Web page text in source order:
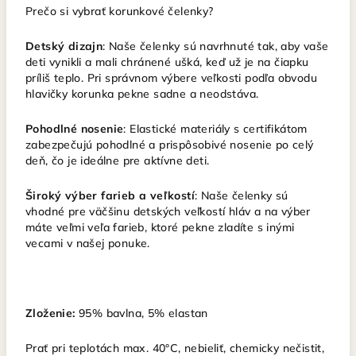
Prečo si vybrať korunkové čelenky?
Detský dizajn: Naše čelenky sú navrhnuté tak, aby vaše
deti vynikli a mali chránené ušká, keď už je na čiapku
príliš teplo. Pri správnom výbere veľkosti podľa obvodu
hlavičky korunka pekne sadne a neodstáva.
Pohodlné nosenie: Elastické materiály s certifikátom
zabezpečujú pohodlné a prispôsobivé nosenie po celý
deň, čo je ideálne pre aktívne deti.
Široký výber farieb a veľkostí: Naše čelenky sú
vhodné pre väčšinu detských veľkostí hláv a na výber
máte veľmi veľa farieb, ktoré pekne zladíte s inými
vecami v našej ponuke.
Zloženie: 95% bavlna, 5% elastan
Prať pri teplotách max. 40°C, nebieliť, chemicky nečistit,